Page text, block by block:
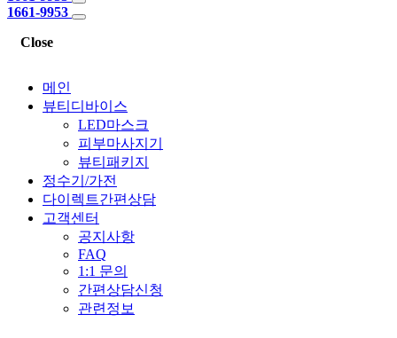
1661-9953
Close
메인
뷰티디바이스
LED마스크
피부마사지기
뷰티패키지
정수기/가전
다이렉트간편상담
고객센터
공지사항
FAQ
1:1 문의
간편상담신청
관련정보